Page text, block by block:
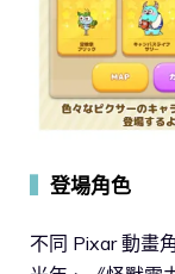
登場角色
不同 Pixar 動畫